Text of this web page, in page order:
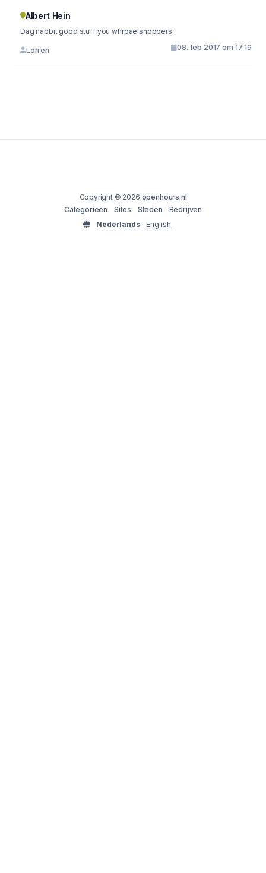
Albert Hein
Dag nabbit good stuff you whrpaeisnpppers!
Lorren 08. feb 2017 om 17:19
Copyright © 2026 openhours.nl
Categorieën
Sites Steden
Bedrijven
Nederlands
English